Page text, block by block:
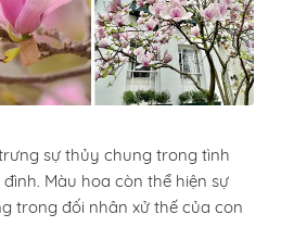
sự thủy chung trong tình
Màu hoa còn thể hiện sự
trong đối nhân xử thế của con